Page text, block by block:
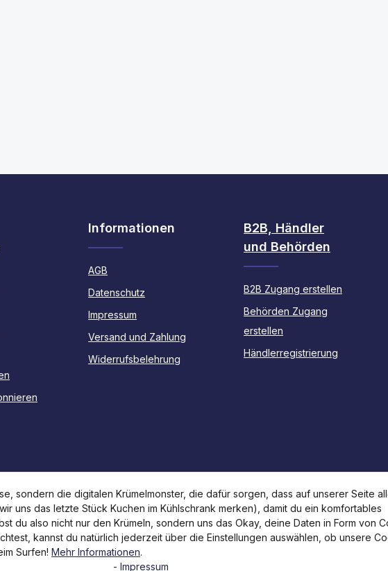
Wert ein oder benutze die Schaltflächen um
Informationen
AGB
Datenschutz
Impressum
Versand und Zahlung
Widerrufsbelehrung
B2B, Händler
und Behörden
B2B Zugang erstellen
Behörden Zugang
erstellen
Händlerregistrierung
Alle Preise inkl. gesetzl. Mehrwertsteuer zzgl.Versandkostenund ggf.
sondern die digitalen Krümelmonster, die dafür sorgen, dass auf unserer Seite
uns das letzte Stück Kuchen im Kühlschrank merken), damit du ein komfortables
du also nicht nur den Krümeln, sondern uns das Okay, deine Daten in Form von
kannst du natürlich jederzeit über die Einstellungen auswählen, ob unsere
Surfen! Mehr Informationen.
- Impressum